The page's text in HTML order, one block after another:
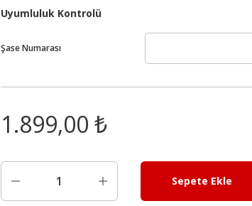
Uyumluluk Kontrolü
Şase Numarası
1.899,00 ₺
Sepete Ekle